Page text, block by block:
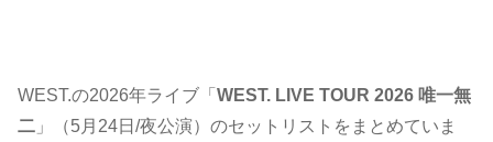
WEST.の2026年ライブ「 WEST. LIVE TOUR 2026 唯一無
二 」（5月24日/夜公演）のセットリストをまとめていま